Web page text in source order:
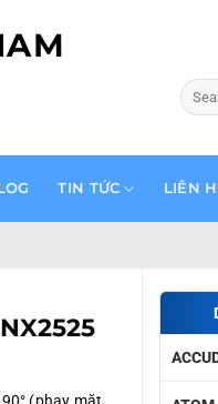
Tìm
kiếm:
TIN TỨC LIÊN